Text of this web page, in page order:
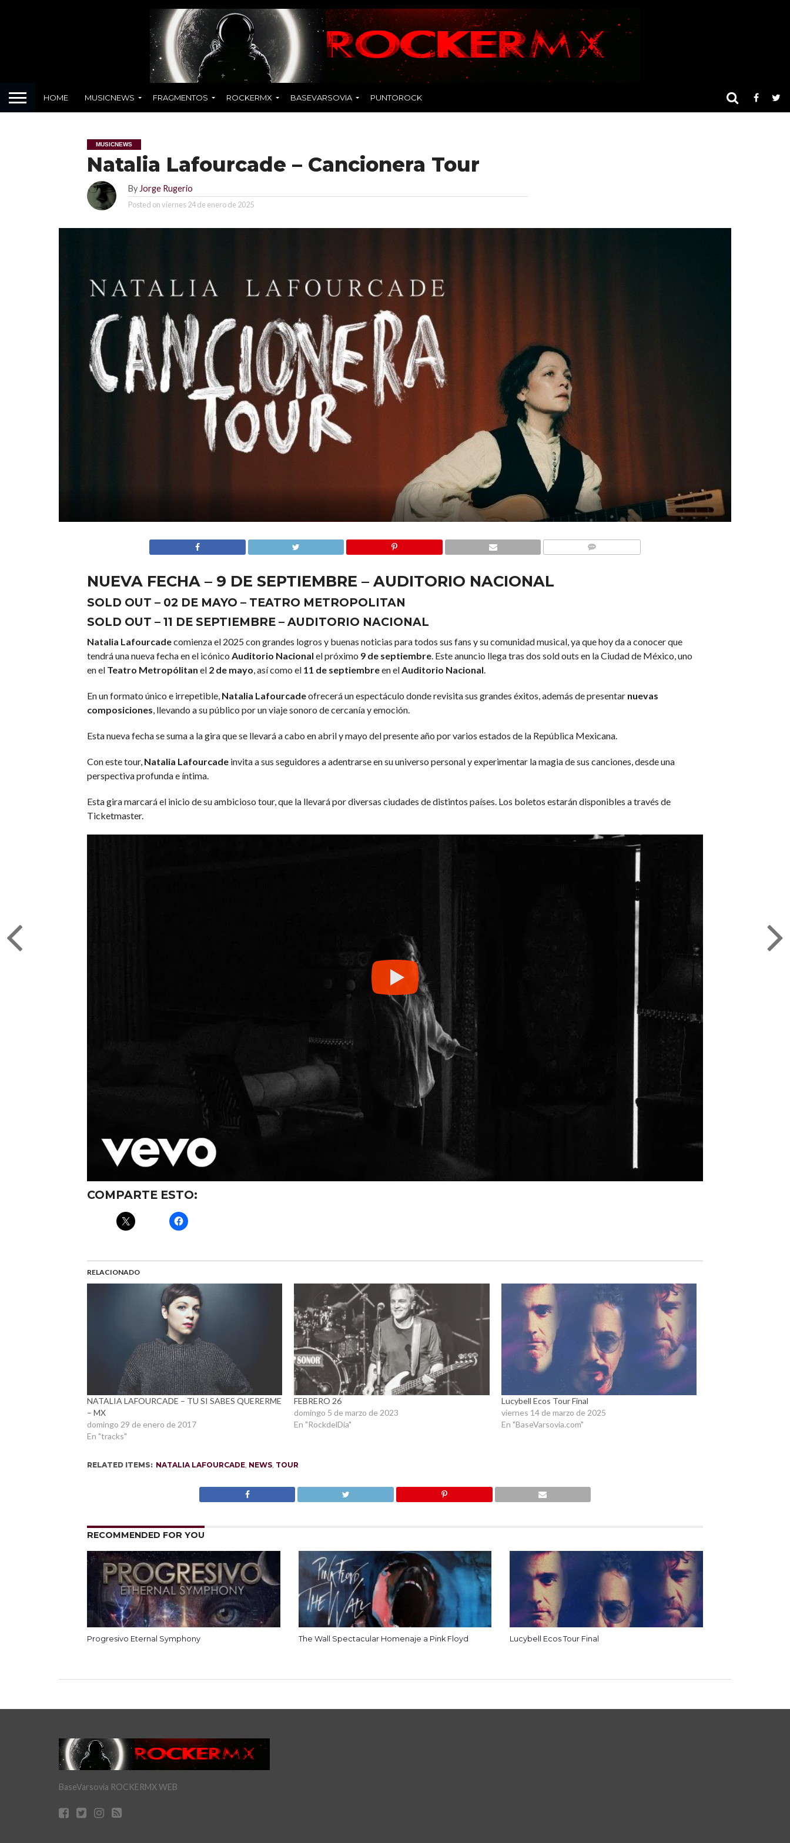
HOME MUSICNEWS FRAGMENTOS ROCKERMX BASEVARSOVIA PUNTOROCK
MUSICNEWS
Natalia Lafourcade – Cancionera Tour
By Jorge Rugerio
Posted onviernes 24 de enero de 2025
NUEVA FECHA – 9 DE SEPTIEMBRE – AUDITORIO NACIONAL
SOLD OUT – 02 DE MAYO – TEATRO METROPOLITAN
SOLD OUT – 11 DE SEPTIEMBRE – AUDITORIO NACIONAL
Natalia Lafourcadecomienza el 2025 con grandes logros y buenas noticias para todos sus fans y su comunidad musical, ya que hoy da a conocer que
tendrá una nueva fecha en el icónico Auditorio Nacional el próximo 9 de septiembre. Este anuncio llega tras dos sold outs en la Ciudad de México, uno
en el Teatro Metropólitan el 2 de mayo, así como el 11 de septiembreen elAuditorio Nacional.
En un formato único e irrepetible, Natalia Lafourcadeofrecerá un espectáculo donde revisita sus grandes éxitos, además de presentarnuevas
composiciones, llevando a su público por un viaje sonoro de cercanía y emoción.
Esta nueva fecha se suma a la gira que se llevará a cabo en abril y mayo del presente año por varios estados de la República Mexicana.
Con este tour, Natalia Lafourcade invita a sus seguidores a adentrarse en su universo personal y experimentar la magia de sus canciones, desde una
perspectiva profunda e íntima.
Esta gira marcará el inicio de su ambicioso tour, que la llevará por diversas ciudades de distintos países. Los boletos estarán disponibles a través de
Ticketmaster.
COMPARTE ESTO:
RELACIONADO
NATALIA LAFOURCADE – TU SI SABES QUERERME
– MX
domingo 29 de enero de 2017
En "tracks"
FEBRERO 26
domingo 5 de marzo de 2023
En "RockdelDia"
Lucybell Ecos Tour Final
viernes 14 de marzo de 2025
En "BaseVarsovia.com"
RELATED ITEMS: NATALIA LAFOURCADE, NEWS, TOUR
RECOMMENDED FOR YOU
Progresivo Eternal Symphony The Wall Spectacular Homenaje a Pink Floyd Lucybell Ecos Tour Final
BaseVarsovia ROCKERMX WEB